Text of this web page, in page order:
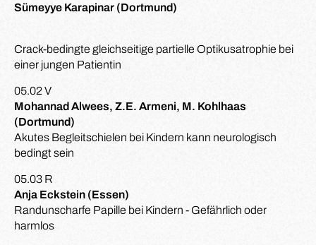
Sümeyye Karapinar (Dortmund)
Crack-bedingte gleichseitige partielle Optikusatrophie bei
einer jungen Patientin
05.02 V
Mohannad Alwees, Z.E. Armeni, M. Kohlhaas
(Dortmund)
Akutes Begleitschielen bei Kindern kann neurologisch
bedingt sein
05.03 R
Anja Eckstein (Essen)
Randunscharfe Papille bei Kindern - Gefährlich oder
harmlos